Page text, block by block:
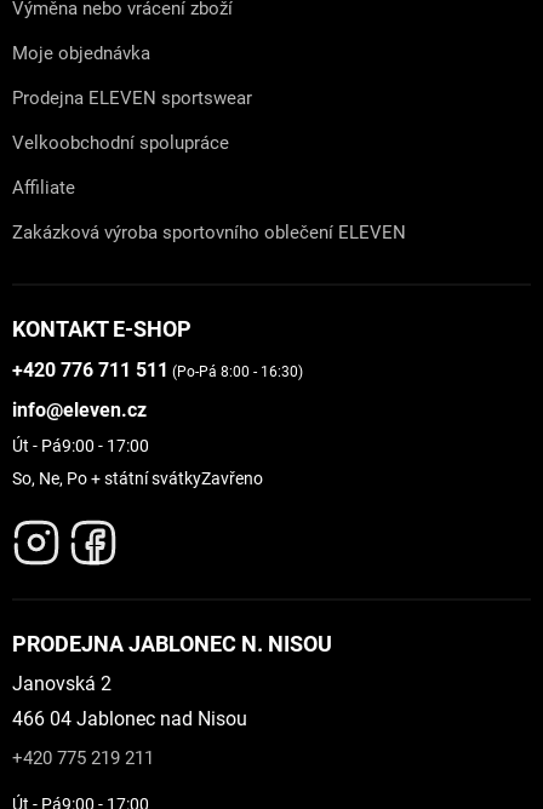
Výměna nebo vrácení zboží
Moje objednávka
Prodejna ELEVEN sportswear
Velkoobchodní spolupráce
Affiliate
Zakázková výroba sportovního oblečení ELEVEN
KONTAKT E-SHOP
+420 776 711 511 (Po-Pá 8:00 - 16:30)
info@eleven.cz
Út - Pá9:00 - 17:00
So, Ne, Po + státní svátkyZavřeno
PRODEJNA JABLONEC N. NISOU
Janovská 2
466 04 Jablonec nad Nisou
+420 775 219 211
Út - Pá9:00 - 17:00